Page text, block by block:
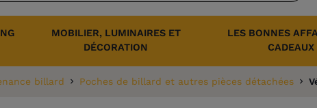
MOBILIER, LUMINAIRES ET
DÉCORATION
LES BONNES
CADEAUX
billard Poches de billard et autres pièces détachées